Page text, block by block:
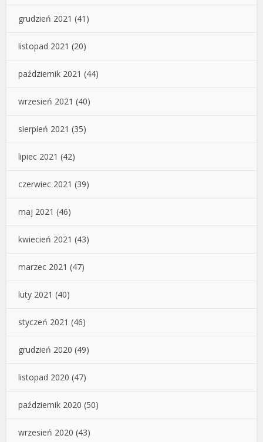
grudzień 2021 (41)
listopad 2021 (20)
październik 2021 (44)
wrzesień 2021 (40)
sierpień 2021 (35)
lipiec 2021 (42)
czerwiec 2021 (39)
maj 2021 (46)
kwiecień 2021 (43)
marzec 2021 (47)
luty 2021 (40)
styczeń 2021 (46)
grudzień 2020 (49)
listopad 2020 (47)
październik 2020 (50)
wrzesień 2020 (43)